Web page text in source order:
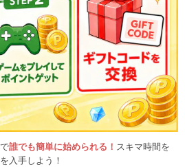
誰でも簡単に始められる！ スキマ時間を
入手しよう！